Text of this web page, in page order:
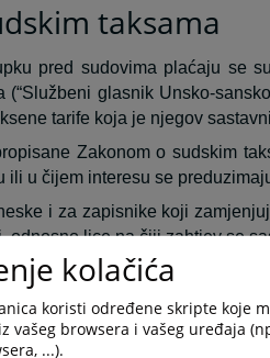
taksama
pred sudovima plaćaju se
(“Službeni glasnik Unsko-
tarife koja je njegov
Zakonom o sudskim
ili u čijem interesu se
i za zapisnike koji
odnosno lice na čiji zahtjev se
prvostepenog suda taksu je
poravnanje taksu su dužne
ugovoreno.
kolačića
koristi određene skripte koje
vašeg browsera i vašeg uređaja
...).